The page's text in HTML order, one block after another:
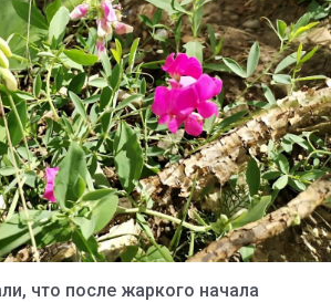
что после жаркого начала